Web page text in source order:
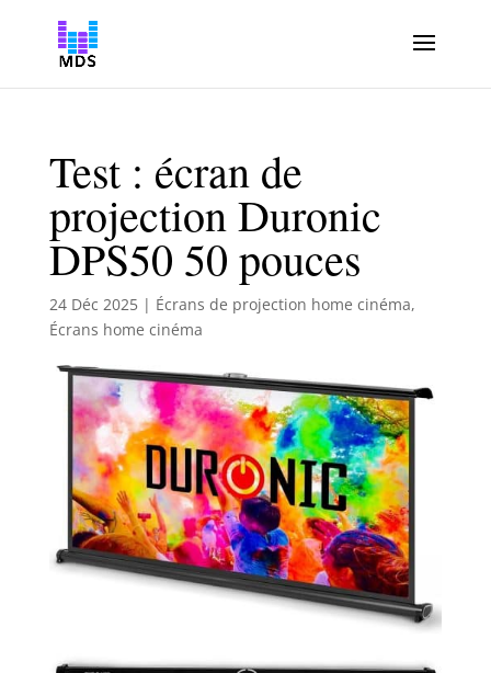
Test : écran de
projection Duronic
DPS50 50 pouces
24 Déc 2025| Écrans de projection home cinéma,
Écrans home cinéma